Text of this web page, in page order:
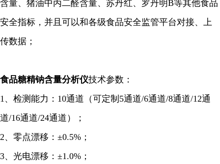
含量、猪油中丙二醛含量、苏丹红、罗丹明B等其他食品
安全指标，并且可以和各级食品安全监管平台对接、上
传数据；
食品糖精钠含量分析仪技术参数：
1、检测能力：10通道（可定制5通道/6通道/8通道/12通
道/16通道/24通道）；
2、零点漂移：±0.5%；
3、光电漂移：±1.0%；